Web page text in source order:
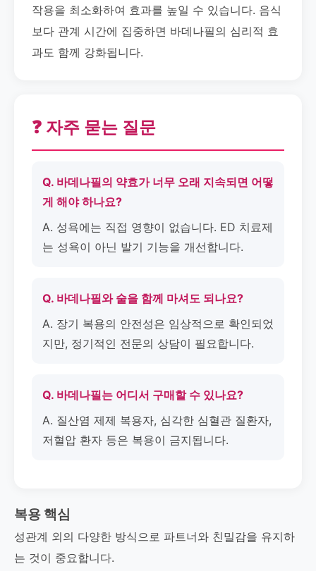
작용을 최소화하여 효과를 높일 수 있습니다. 음식
보다 관계 시간에 집중하면 바데나필의 심리적 효
과도 함께 강화됩니다.
❓ 자주 묻는 질문
Q. 바데나필의 약효가 너무 오래 지속되면 어떻
게 해야 하나요?
A. 성욕에는 직접 영향이 없습니다. ED 치료제
는 성욕이 아닌 발기 기능을 개선합니다.
Q. 바데나필와 술을 함께 마셔도 되나요?
A. 장기 복용의 안전성은 임상적으로 확인되었
지만, 정기적인 전문의 상담이 필요합니다.
Q. 바데나필는 어디서 구매할 수 있나요?
A. 질산염 제제 복용자, 심각한 심혈관 질환자,
저혈압 환자 등은 복용이 금지됩니다.
복용 핵심
성관계 외의 다양한 방식으로 파트너와 친밀감을 유지하
는 것이 중요합니다.